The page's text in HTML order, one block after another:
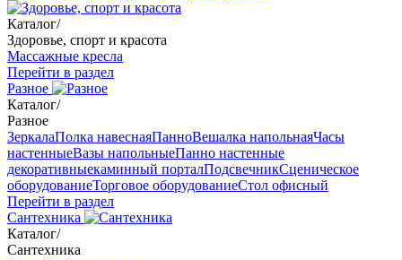
Каталог/
Здоровье, спорт и красота
Массажные кресла
Перейти в раздел
Разное
Каталог/
Разное
ЗеркалаПолка навеснаяПанноВешалка напольнаяЧасы
настенныеВазы напольныеПанно настенные
декоративныекаминный порталПодсвечникСценическое
оборудованиеТорговое оборудованиеСтол офисный
Перейти в раздел
Сантехника
Каталог/
Сантехника